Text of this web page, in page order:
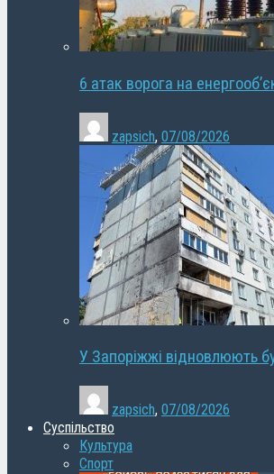
6 атак ворога на
zapsich, 07/08/2026
У Запоріжжі відновлюють
zapsich, 07/08/2026
Суспільство
Культура
Спорт